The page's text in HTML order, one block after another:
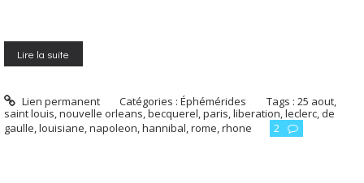
Lire la suite
Lien permanent Catégories :Éphémérides Tags :25 aout,
saint louis,nouvelle orleans,becquerel,paris,liberation,leclerc, de
gaulle,louisiane,napoleon,hannibal,rome,rhone 2